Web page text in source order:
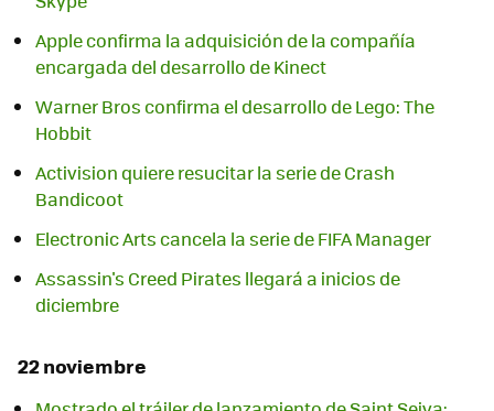
Apple confirma la adquisición de la compañía
encargada del desarrollo de Kinect
Warner Bros confirma el desarrollo de Lego: The
Hobbit
Activision quiere resucitar la serie de Crash
Bandicoot
Electronic Arts cancela la serie de FIFA Manager
Assassin's Creed Pirates llegará a inicios de
diciembre
22 noviembre